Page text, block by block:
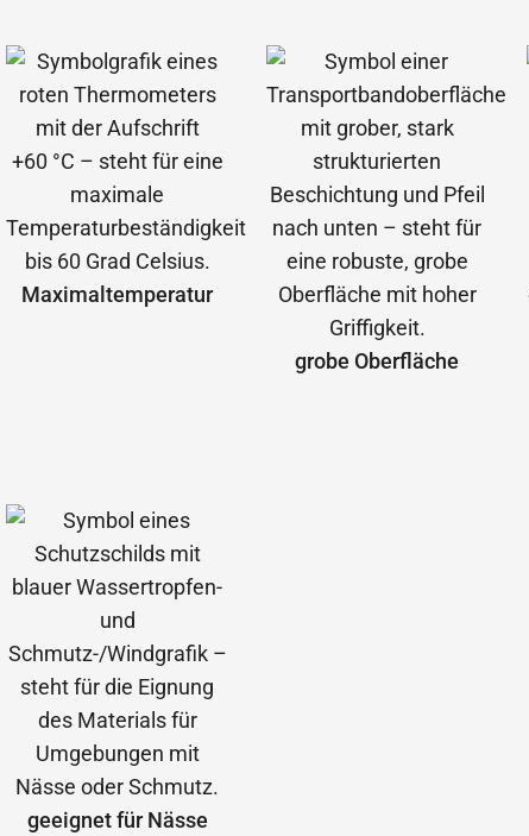
Maximal­temperatur
grobe Oberfläche
geeignet für Nässe